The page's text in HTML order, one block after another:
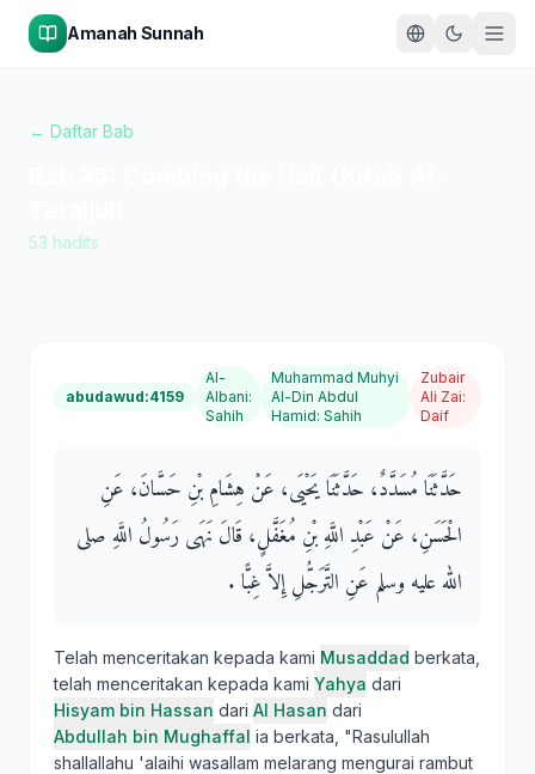
Amanah Sunnah
← Daftar Bab
53 hadits
abudawud:4159
Al-
Albani:
Sahih
Muhammad Muhyi
Al-Din Abdul
Hamid: Sahih
Zubair
Ali Zai:
Daif
حَدَّثَنَا مُسَدَّدٌ، حَدَّثَنَا يَحْيَى، عَنْ هِشَامِ بْنِ حَسَّانَ، عَنِ
الْحَسَنِ، عَنْ عَبْدِ اللَّهِ بْنِ مُغَفَّلٍ، قَالَ نَهَى رَسُولُ اللَّهِ صلى
الله عليه وسلم عَنِ التَّرَجُّلِ إِلاَّ غِبًّا ‏.‏
Telah menceritakan kepada kami Musaddad berkata,
telah menceritakan kepada kami Yahya dari
Hisyam bin Hassan dari Al Hasan dari
Abdullah bin Mughaffal ia berkata, "Rasulullah
shallallahu 'alaihi wasallam melarang mengurai rambut